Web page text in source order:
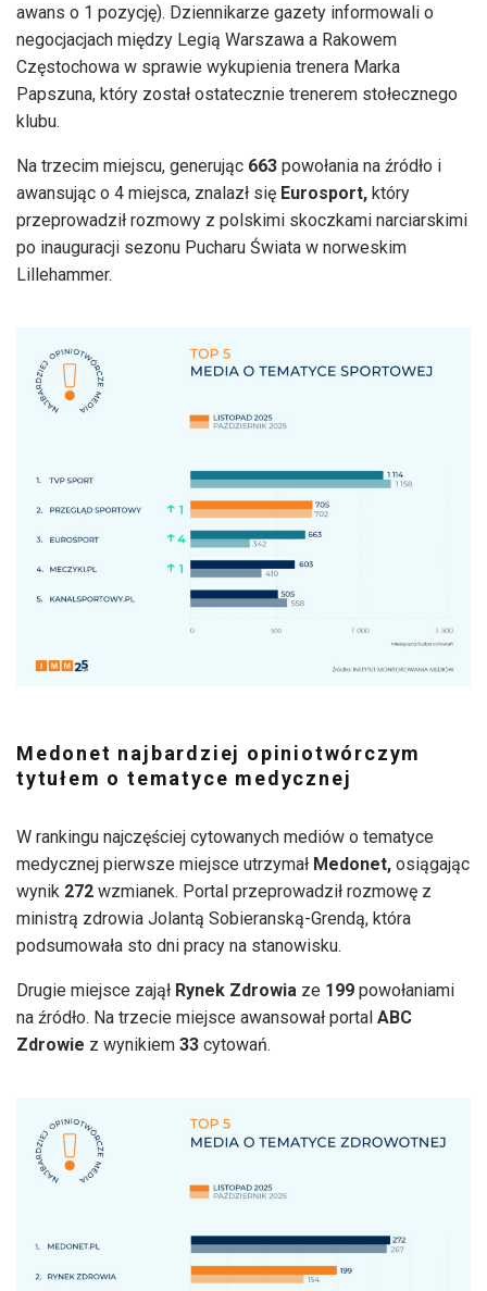
awans o 1 pozycję). Dziennikarze gazety informowali o
negocjacjach między Legią Warszawa a Rakowem
Częstochowa w sprawie wykupienia trenera Marka
Papszuna, który został ostatecznie trenerem stołecznego
klubu.
Na trzecim miejscu, generując 663 powołania na źródło i
awansując o 4 miejsca, znalazł się Eurosport, który
przeprowadził rozmowy z polskimi skoczkami narciarskimi
po inauguracji sezonu Pucharu Świata w norweskim
Lillehammer.
Medonet najbardziej opiniotwórczym
tytułem o tematyce medycznej
W rankingu najczęściej cytowanych mediów o tematyce
medycznej pierwsze miejsce utrzymał Medonet, osiągając
wynik 272 wzmianek. Portal przeprowadził rozmowę z
ministrą zdrowia Jolantą Sobieranską-Grendą, która
podsumowała sto dni pracy na stanowisku.
Drugie miejsce zajął Rynek Zdrowia ze 199 powołaniami
na źródło. Na trzecie miejsce awansował portal ABC
Zdrowie z wynikiem 33 cytowań.